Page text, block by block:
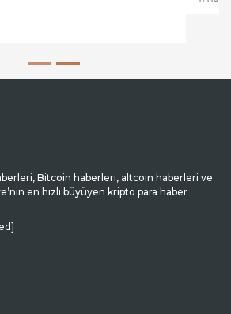
Bitcoin haberleri, altcoin haberleri ve
en hızlı büyüyen kripto para haber